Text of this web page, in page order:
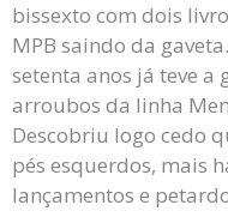
bissexto com dois
MPB saindo da
setenta anos já teve a
arroubos da linha
Descobriu logo cedo
pés esquerdos, mais
lançamentos e